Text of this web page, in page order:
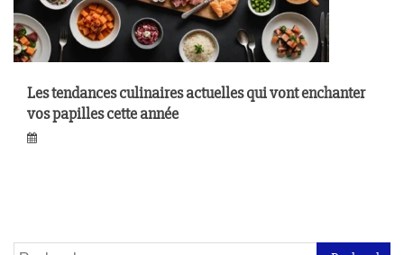
Les tendances culinaires actuelles qui vont enchanter
vos papilles cette année